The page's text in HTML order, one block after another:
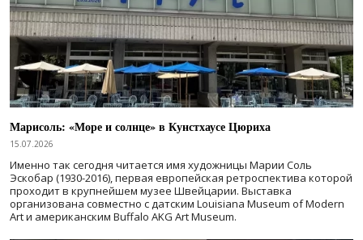
Марисоль: «Море и солнце» в Кунстхаусе Цюриха
15.07.2026
Именно так сегодня читается имя художницы Марии Соль
Эскобар (1930-2016), первая европейская ретроспектива которой
проходит в крупнейшем музее Швейцарии. Выставка
организована совместно с датским Louisiana Museum of Modern
Art и американским Buffalo AKG Art Museum.